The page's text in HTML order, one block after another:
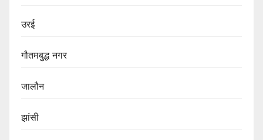
उरई
गौतमबुद्ध नगर
जालौन
झांसी